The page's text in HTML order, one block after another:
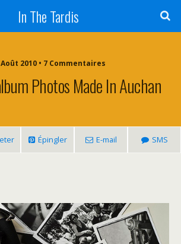
In The Tardis
2010 • 7 Commentaires
Photos Made In Auchan
Épingler E-mail SMS